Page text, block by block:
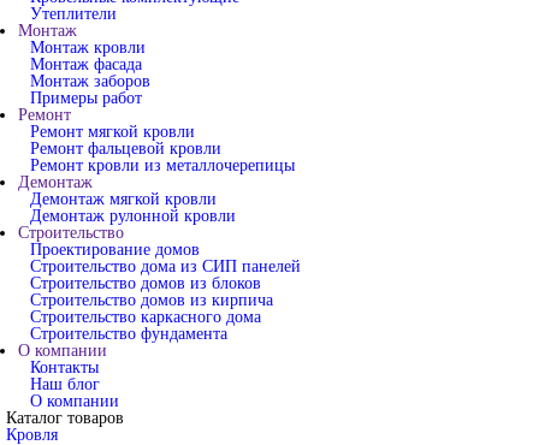
Утеплители
Монтаж
Монтаж кровли
Монтаж фасада
Монтаж заборов
Примеры работ
Ремонт
Ремонт мягкой кровли
Ремонт фальцевой кровли
Ремонт кровли из металлочерепицы
Демонтаж
Демонтаж мягкой кровли
Демонтаж рулонной кровли
Строительство
Проектирование домов
Строительство дома из СИП панелей
Строительство домов из блоков
Строительство домов из кирпича
Строительство каркасного дома
Строительство фундамента
О компании
Контакты
Наш блог
О компании
Каталог товаров
Кровля